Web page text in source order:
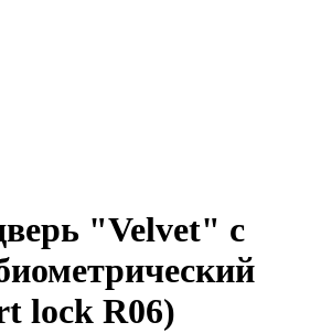
"Velvet" с
lock R06)